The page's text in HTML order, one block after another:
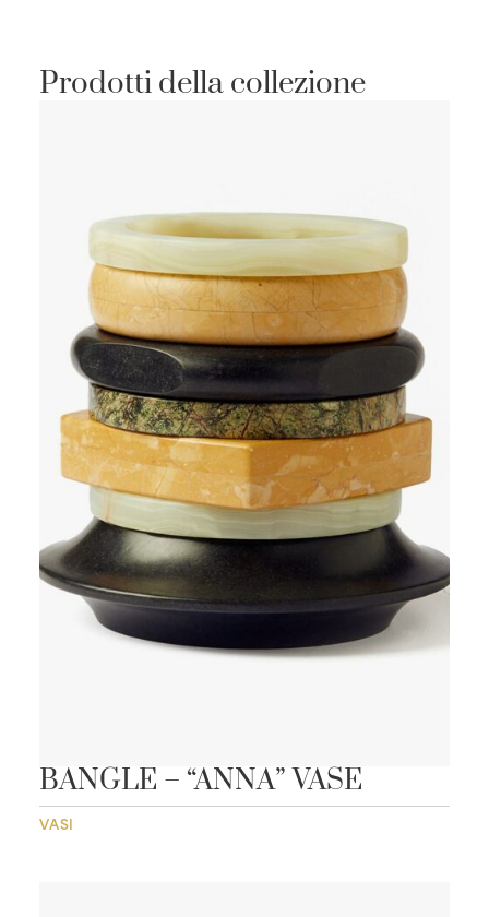
Prodotti della collezione
BANGLE – “ANNA” VASE
VASI